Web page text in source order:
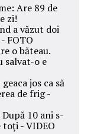
Are 89 de
zi!
a văzut doi
FOTO
o băteau.
salvat-o e
jos ca să
de frig -
10 ani s-
- VIDEO